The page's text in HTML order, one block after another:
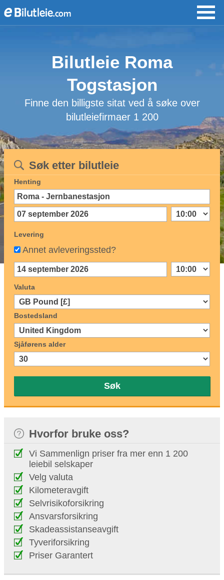
Bilutleie Roma
Togstasjon
Finne den billigste sitat ved å søke over
bilutleiefirmaer 1 200
Søk etter bilutleie
Henting
Levering
Annet avleveringssted?
Valuta
Bostedsland
Sjåførens alder
Søk
Hvorfor bruke oss?
Vi Sammenlign priser fra mer enn 1 200
leiebil selskaper
Velg valuta
Kilometeravgift
Selvrisikoforsikring
Ansvarsforsikring
Skadeassistanseavgift
Tyveriforsikring
Priser Garantert